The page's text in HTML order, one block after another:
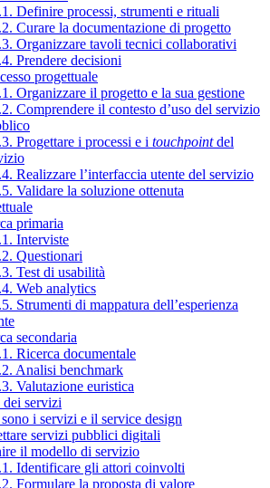
Definire processi, strumenti e rituali
Curare la documentazione di progetto
Organizzare tavoli tecnici collaborativi
Prendere decisioni
progettuale
Organizzare il progetto e la sua gestione
Comprendere il contesto d’uso del servizio
Progettare i processi e i touchpointdel
Realizzare l’interfaccia utente del servizio
Validare la soluzione ottenuta
primaria
Interviste
Questionari
Test di usabilità
Web analytics
Strumenti di mappatura dell’esperienza
secondaria
Ricerca documentale
Analisi benchmark
Valutazione euristica
dei servizi
i servizi e il service design
servizi pubblici digitali
il modello di servizio
Identificare gli attori coinvolti
Formulare la proposta di valore